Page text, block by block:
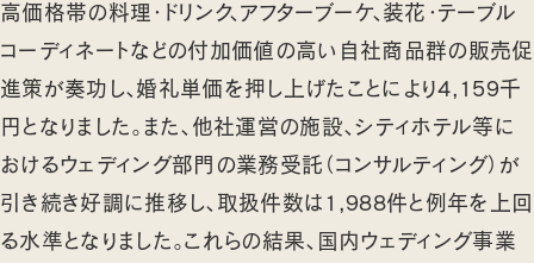
高価格帯の料理・ドリンク、アフターブーケ、装花・テーブル
コーディネートなどの付加価値の高い自社商品群の販売促
進策が奏功し、婚礼単価を押し上げたことにより4,159千
円となりました。また、他社運営の施設、シティホテル等に
おけるウェディング部門の業務受託（コンサルティング）が
引き続き好調に推移し、取扱件数は1,988件と例年を上回
る水準となりました。これらの結果、国内ウェディング事業